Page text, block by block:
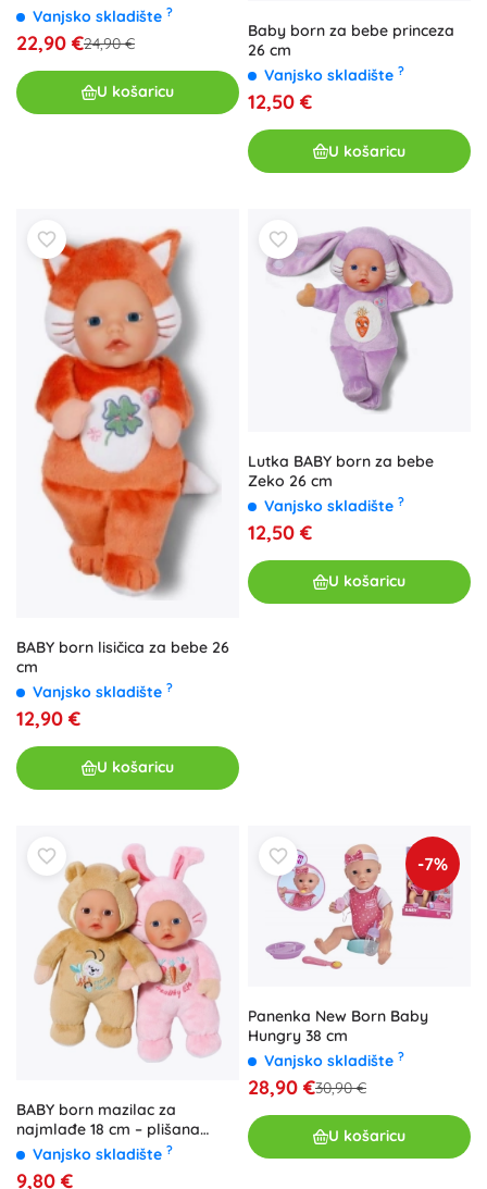
Vanjsko skladište ?
22,90 €24,90 €
U košaricu
Baby born za bebe princeza
26 cm
Vanjsko skladište ?
12,50 €
U košaricu
BABY born lisičica za bebe 26
cm
Vanjsko skladište ?
12,90 €
U košaricu
Lutka BABY born za bebe
Zeko 26 cm
Vanjsko skladište ?
12,50 €
U košaricu
BABY born mazilac za
najmlađe 18 cm – plišana
lutka medo ili zeko
Vanjsko skladište ?
9,80 €
-7%
Panenka New Born Baby
Hungry 38 cm
Vanjsko skladište ?
28,90 €30,90 €
U košaricu